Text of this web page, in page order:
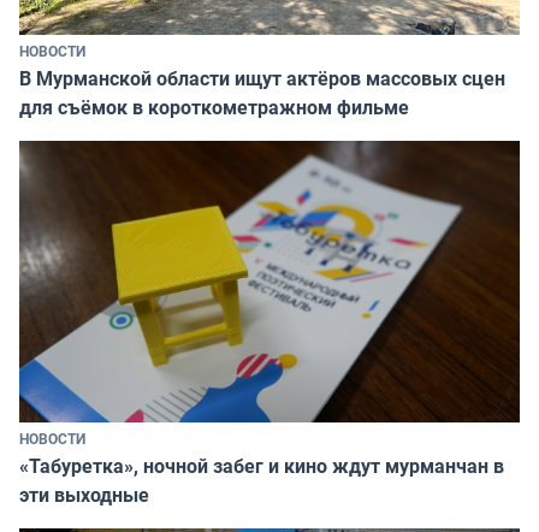
НОВОСТИ
В Мурманской области ищут актёров массовых сцен
для съёмок в короткометражном фильме
НОВОСТИ
«Табуретка», ночной забег и кино ждут мурманчан в
эти выходные